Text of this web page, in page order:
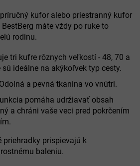
kufor alebo priestranný kufor
máte vždy po ruke to
rodinu.
tri kufre rôznych veľkostí - 48, 70 a
sú ideálne na akýkoľvek typ cesty.
a pevná tkanina vo vnútri.
pomáha udržiavať obsah
a chráni vaše veci pred pokrčením
priehradky prispievajú k
baleniu.